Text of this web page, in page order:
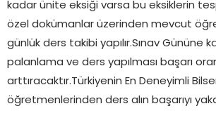
kadar ünite eksiği varsa bu eksiklerin
özel dokümanlar üzerinden mevcut
günlük ders takibi yapılır.Sınav Gününe
palanlama ve ders yapılması başarı
arttıracaktır.Türkiyenin En Deneyimli
öğretmenlerinden ders alın başarıyı